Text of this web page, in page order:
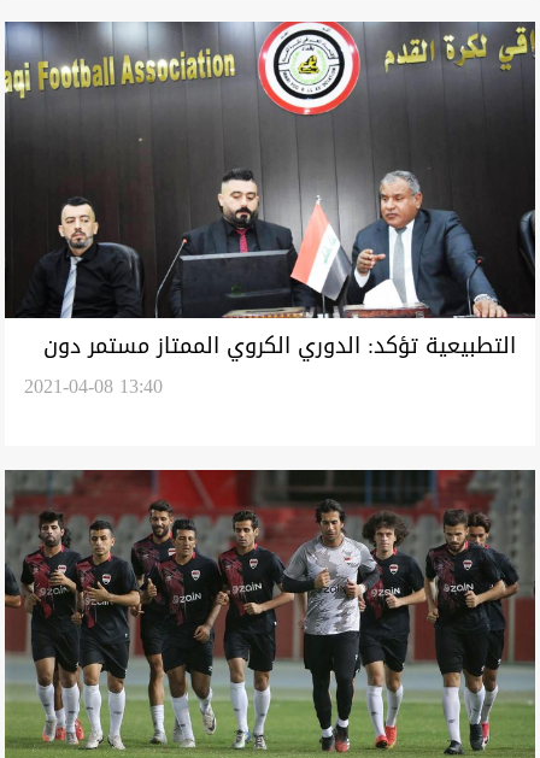
التطبيعية تؤكد: الدوري الكروي الممتاز مستمر دون
2021-04-08 13:40